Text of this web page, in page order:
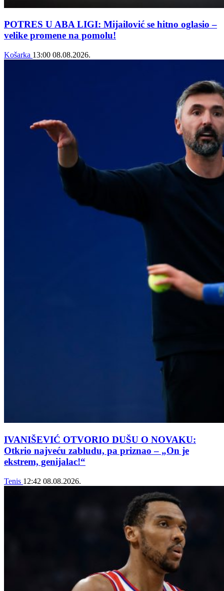
POTRES U ABA LIGI: Mijailović se hitno oglasio –
velike promene na pomolu!
Košarka 13:00 08.08.2026.
IVANIŠEVIĆ OTVORIO DUŠU O NOVAKU:
Otkrio najveću zabludu, pa priznao – „On je
ekstrem, genijalac!“
Tenis 12:42 08.08.2026.